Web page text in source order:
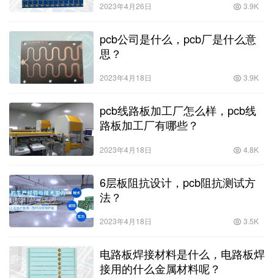
2023年4月26日 3.9K
pcb公司是什么，pcb厂是什么意
思？
2023年4月18日 3.9K
pcb线路板加工厂怎么样，pcb线
路板加工厂有哪些？
2023年4月18日 4.8K
6层板阻抗设计，pcb阻抗测试方
法？
2023年4月18日 3.5K
电路板焊接材料是什么，电路板焊
接用的什么金属材料呢？